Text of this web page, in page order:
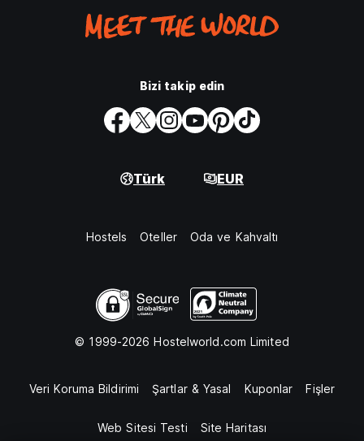
Bizi takip edin
Türk EUR
Hostels Oteller Oda ve Kahvaltı
© 1999-2026 Hostelworld.com Limited
Veri Koruma Bildirimi Şartlar & Yasal Kuponlar Fişler
Web Sitesi Testi Site Haritası